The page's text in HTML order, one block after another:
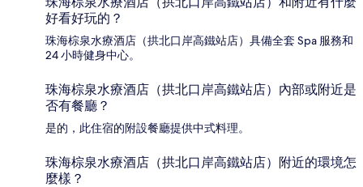
好看好玩的？
珠海棕泉水療酒店（拱北口岸高鐵站店）具備全套 Spa 服務和
24 小時健身中心。
珠海棕泉水療酒店（拱北口岸高鐵站店）內部或附近是
否有餐廳？
是的，此住宿的附設餐廳提供中式料理。
珠海棕泉水療酒店（拱北口岸高鐵站店）附近的環境怎
麼樣？